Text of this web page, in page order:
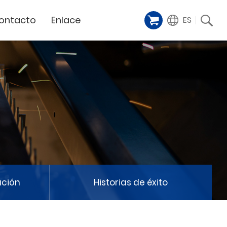
Cortador Láser
Galería de
muestras
Vídeos de
presentación
Historias de éxito
Milestoens
TODAS
Hitos de la empresa
Hito del producto
Noticias / Eventos
distribuidor
Enlace
Financing Service
GCC Web Shop
GCC Club
GCC Distributor Club
ES
Historias de éxito